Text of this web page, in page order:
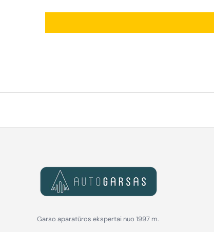
Garso aparatūros ekspertai nuo 1997 m.